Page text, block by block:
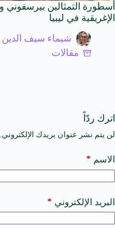
أسطورة التمثالين
الإغريقية في ليبيا
شيماء سيف الدين
مقالات
اترك ردّاً
لن يتم نشر عنوان بريدك الإلكتروني.
الاسم *
البريد الإلكتروني *
A
t
e
a
t
i